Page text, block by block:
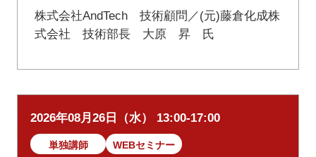
株式会社AndTech 技術顧問／(元)藤倉化成株
式会社 技術部長 大原 昇 氏
2026年08月26日（水） 13:00-17:00
単独講師 WEBセミナー